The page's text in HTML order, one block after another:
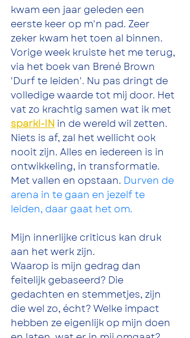
kwam een jaar geleden een
eerste keer op m'n pad. Zeer
zeker kwam het toen al binnen.
Vorige week kruiste het me terug,
via het boek van Brené Brown
'Durf te leiden'. Nu pas dringt de
volledige waarde tot mij door. Het
vat zo krachtig samen wat ik met
sparkl-IN in de wereld wil zetten.
Niets is af, zal het wellicht ook
nooit zijn. Alles en iedereen is in
ontwikkeling, in transformatie.
Met vallen en opstaan. Durven de
arena in te gaan en jezelf te
leiden, daar gaat het om.
Mijn innerlijke criticus kan druk
aan het werk zijn.
Waarop is mijn gedrag dan
feitelijk gebaseerd? Die
gedachten en stemmetjes, zijn
die wel zo, écht? Welke impact
hebben ze eigenlijk op mijn doen